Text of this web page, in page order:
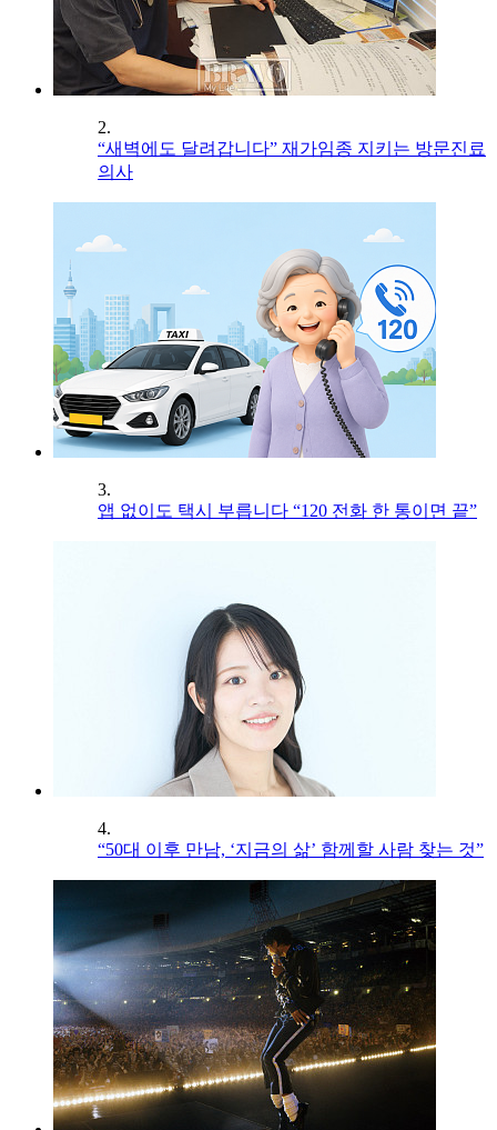
2.
“새벽에도 달려갑니다” 재가임종 지키는 방문진료
의사
3.
앱 없이도 택시 부릅니다 “120 전화 한 통이면 끝”
4.
“50대 이후 만남, ‘지금의 삶’ 함께할 사람 찾는 것”